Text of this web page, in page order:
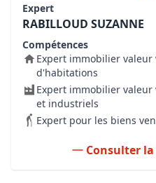
Expert
RABILLOUD SUZANNE
Compétences
Expert immobilier valeur
d'habitations
Expert immobilier
et industriels
Expert pour les biens
Consulter